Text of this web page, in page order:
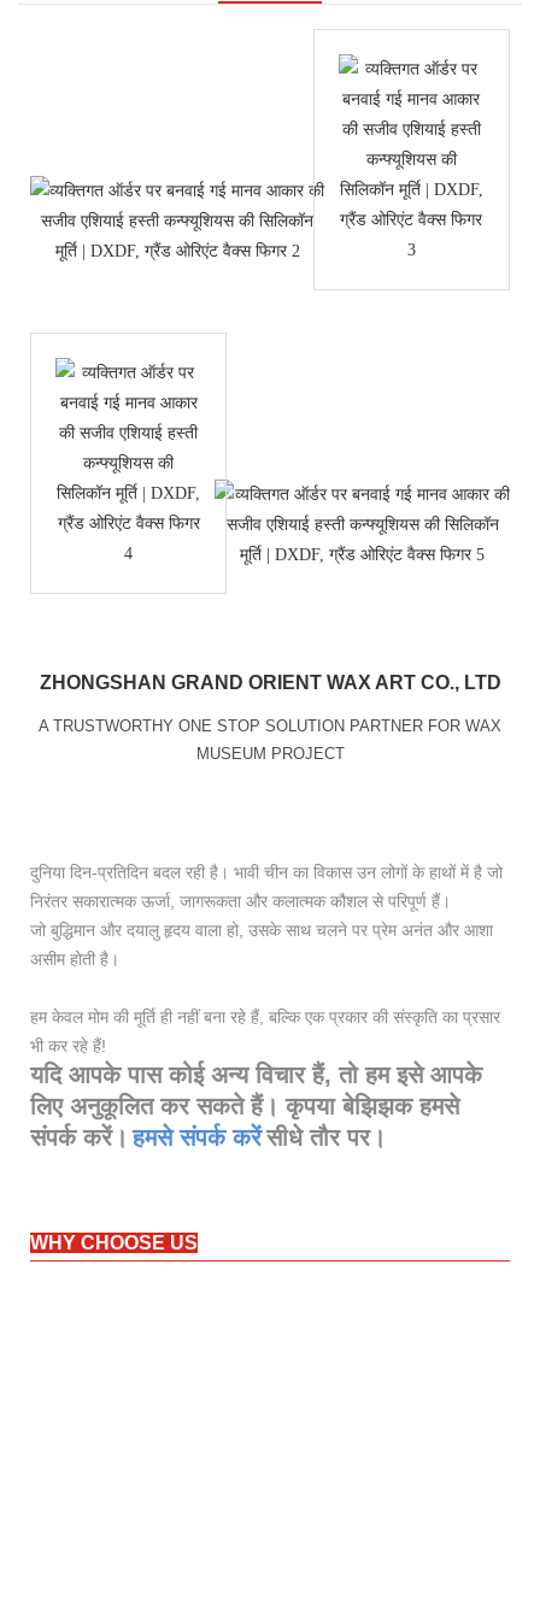
ZHONGSHAN GRAND ORIENT WAX ART CO., LTD
A TRUSTWORTHY ONE STOP SOLUTION PARTNER FOR WAX
MUSEUM PROJECT
दुनिया दिन-प्रतिदिन बदल रही है। भावी चीन का विकास उन लोगों के हाथों में है जो
निरंतर सकारात्मक ऊर्जा, जागरूकता और कलात्मक कौशल से परिपूर्ण हैं।
जो बुद्धिमान और दयालु हृदय वाला हो, उसके साथ चलने पर प्रेम अनंत और आशा
असीम होती है।
हम केवल मोम की मूर्ति ही नहीं बना रहे हैं, बल्कि एक प्रकार की संस्कृति का प्रसार
भी कर रहे हैं!
यदि आपके पास कोई अन्य विचार हैं, तो हम इसे आपके
लिए अनुकूलित कर सकते हैं। कृपया बेझिझक हमसे
संपर्क करें। हमसे संपर्क करेंसीधे तौर पर।
WHY CHOOSE US